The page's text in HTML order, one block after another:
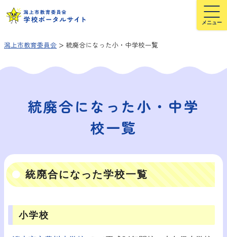
潟上市教育委員会 > 統廃合になった小・中学校一覧
統廃合になった小・中学
校一覧
統廃合になった学校一覧
小学校